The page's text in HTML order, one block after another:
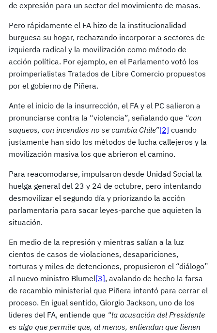
de expresión para un sector del movimiento de masas.
Pero rápidamente el FA hizo de la institucionalidad
burguesa su hogar, rechazando incorporar a sectores de
izquierda radical y la movilización como método de
acción política. Por ejemplo, en el Parlamento votó los
proimperialistas Tratados de Libre Comercio propuestos
por el gobierno de Piñera.
Ante el inicio de la insurrección, el FA y el PC salieron a
pronunciarse contra la “violencia”, señalando que “con
saqueos, con incendios no se cambia Chile”[2] cuando
justamente han sido los métodos de lucha callejeros y la
movilización masiva los que abrieron el camino.
Para reacomodarse, impulsaron desde Unidad Social la
huelga general del 23 y 24 de octubre, pero intentando
desmovilizar el segundo día y priorizando la acción
parlamentaria para sacar leyes-parche que aquieten la
situación.
En medio de la represión y mientras salían a la luz
cientos de casos de violaciones, desapariciones,
torturas y miles de detenciones, propusieron el “diálogo”
al nuevo ministro Blumel[3], avalando de hecho la farsa
de recambio ministerial que Piñera intentó para cerrar el
proceso. En igual sentido, Giorgio Jackson, uno de los
líderes del FA, entiende que “la acusación del Presidente
es algo que permite que, al menos, entiendan que tienen